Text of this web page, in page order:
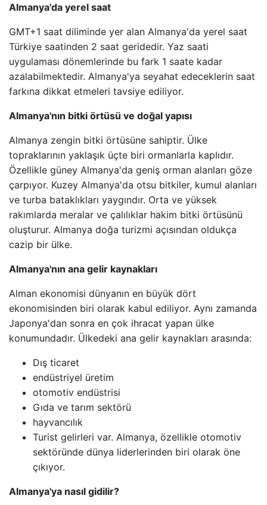
Almanya'da yerel saat
GMT+1 saat diliminde yer alan Almanya'da yerel saat
Türkiye saatinden 2 saat geridedir. Yaz saati
uygulaması dönemlerinde bu fark 1 saate kadar
azalabilmektedir. Almanya'ya seyahat edeceklerin saat
farkına dikkat etmeleri tavsiye ediliyor.
Almanya'nın bitki örtüsü ve doğal yapısı
Almanya zengin bitki örtüsüne sahiptir. Ülke
topraklarının yaklaşık üçte biri ormanlarla kaplıdır.
Özellikle güney Almanya'da geniş orman alanları göze
çarpıyor. Kuzey Almanya'da otsu bitkiler, kumul alanları
ve turba bataklıkları yaygındır. Orta ve yüksek
rakımlarda meralar ve çalılıklar hakim bitki örtüsünü
oluşturur. Almanya doğa turizmi açısından oldukça
cazip bir ülke.
Almanya'nın ana gelir kaynakları
Alman ekonomisi dünyanın en büyük dört
ekonomisinden biri olarak kabul ediliyor. Aynı zamanda
Japonya'dan sonra en çok ihracat yapan ülke
konumundadır. Ülkedeki ana gelir kaynakları arasında:
Dış ticaret
endüstriyel üretim
otomotiv endüstrisi
Gıda ve tarım sektörü
hayvancılık
Turist gelirleri var. Almanya, özellikle otomotiv
sektöründe dünya liderlerinden biri olarak öne
çıkıyor.
Almanya'ya nasıl gidilir?